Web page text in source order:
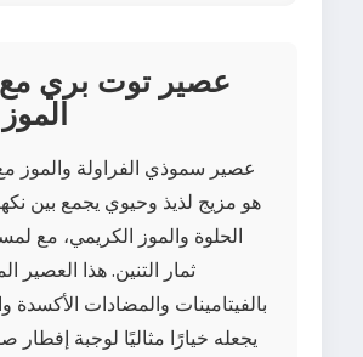
عصير سموذي الفراولة والموز مع
هو مزيج لذيذ وحيوي يجمع بين
الحلوة والموز الكريمي، مع
ثمار التنين. هذا العصير
بالفيتامينات والمضادات الأكسدة
يجعله خيارًا مثاليًا لوجبة إفطار